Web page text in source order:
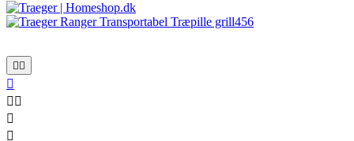
 

 

